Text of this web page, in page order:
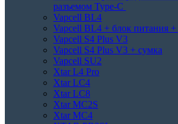
разъемом Type-C
Vapcell BL4
Vapcell BL4 + блок питания +
Vapcell S4 Plus V3
Vapcell S4 Plus V3 + сумка
Vapcell SU2
Xtar L4 Pro
Xtar LC4
Xtar LC8
Xtar MC2S
Xtar MC4